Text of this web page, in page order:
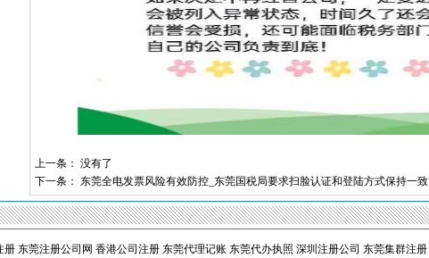
上一条： 没有了
下一条： 东莞全电发票风险有效防控_东莞国税局要求扫脸认证和登陆方式保持一致
册 东莞注册公司网 香港公司注册 东莞代理记账 东莞代办执照 深圳注册公司 东莞集群注册